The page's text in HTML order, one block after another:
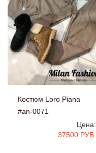
Костюм Loro Piana
#an-0071
Цена:
37500 РУБ.